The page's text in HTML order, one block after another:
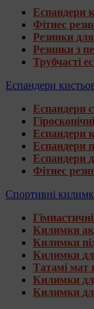
Еспандери
Фітнес
Резинки
Резинки з
Трубчасті
Еспандери
Еспандери
Еспандери
Еспандери
Еспандери
Фітнес
Спортивні
Килимки
Килимки
Килимки
Татамі мат
Килимки
Килимки